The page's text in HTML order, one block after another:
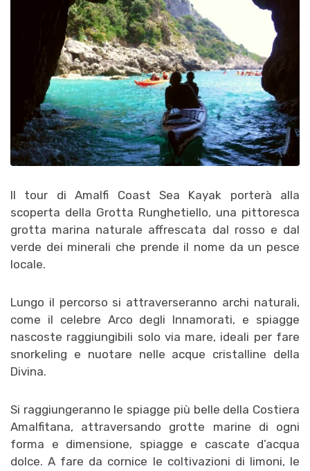
Il tour di Amalfi Coast Sea Kayak porterà alla
scoperta della Grotta Runghetiello, una pittoresca
grotta marina naturale affrescata dal rosso e dal
verde dei minerali che prende il nome da un pesce
locale.
Lungo il percorso si attraverseranno archi naturali,
come il celebre Arco degli Innamorati, e spiagge
nascoste raggiungibili solo via mare, ideali per fare
snorkeling e nuotare nelle acque cristalline della
Divina.
Si raggiungeranno le spiagge più belle della Costiera
Amalfitana, attraversando grotte marine di ogni
forma e dimensione, spiagge e cascate d’acqua
dolce. A fare da cornice le coltivazioni di limoni, le